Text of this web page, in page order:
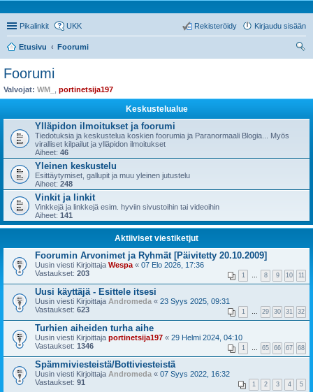
Pikalinkit UKK Kirjaudu sisään
Rekisteröidy
Etusivu
Foorumi
Foorumi
Valvojat: WM_ portinetsija197
Keskustelualue
Ylläpidon ilmoitukset ja foorumi
Tiedotuksia ja keskustelua koskien foorumia ja Paranormaali Blogia... Myös
viralliset kilpailut ja ylläpidon ilmoitukset
Aiheet: 46
Yleinen keskustelu
Esittäytymiset, gallupit ja muu yleinen jutustelu
Aiheet: 248
Vinkit ja linkit
Vinkkejä ja linkkejä esim. hyviin sivustoihin tai videoihin
Aiheet: 141
Aktiiviset viestiketjut
Foorumin Arvonimet ja Ryhmät [Päivitetty 20.10.2009]
Uusin viesti Kirjoittaja Wespa « 07 Elo 2026, 17:36
Vastaukset: 203 1 8 9 10 11
Uusi käyttäjä - Esittele itsesi
Uusin viesti Kirjoittaja Andromeda « 23 Syys 2025, 09:31
Vastaukset: 623 1 29 30 31 32
Turhien aiheiden turha aihe
Uusin viesti Kirjoittaja portinetsija197 « 29 Helmi 2024, 04:10
Vastaukset: 1346 1 65 66 67 68
Spämmiviesteistä/Bottiviesteistä
Uusin viesti Kirjoittaja Andromeda « 07 Syys 2022, 16:32
Vastaukset: 91 1 2 3 4 5